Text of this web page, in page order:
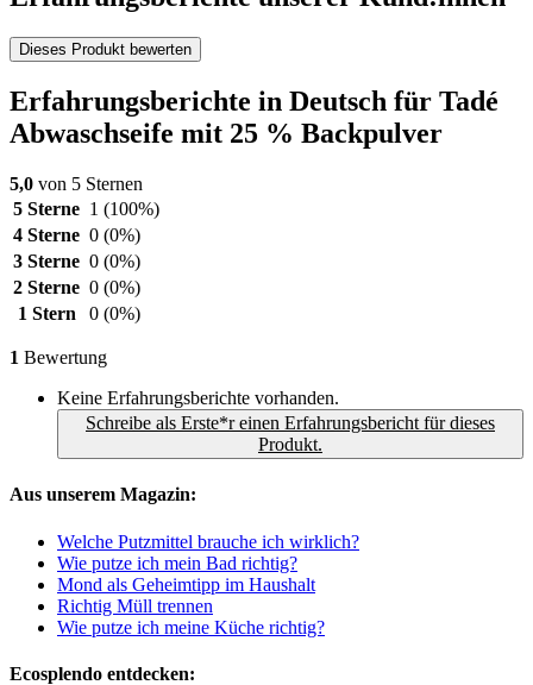
Dieses Produkt bewerten
Erfahrungsberichte in Deutsch für Tadé
Abwaschseife mit 25 % Backpulver
5,0 von 5 Sternen
5 Sterne 1 (100%)
4 Sterne 0 (0%)
3 Sterne 0 (0%)
2 Sterne 0 (0%)
1 Stern
0 (0%)
1 Bewertung
Keine Erfahrungsberichte vorhanden.
Schreibe als Erste*r einen Erfahrungsbericht für dieses
Produkt.
Aus unserem Magazin:
Welche Putzmittel brauche ich wirklich?
Wie putze ich mein Bad richtig?
Mond als Geheimtipp im Haushalt
Richtig Müll trennen
Wie putze ich meine Küche richtig?
Ecosplendo entdecken: